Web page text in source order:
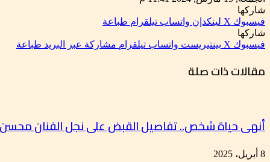
شاركها
فيسبوك ‫X لينكدإن واتساب تيلقرام طباعة
شاركها
فيسبوك ‫X بينتيريست واتساب تيلقرام مشاركة عبر البريد طباعة
مقالات ذات صلة
أنهى حياة شخص.. تفاصيل القبض على نجل الفنان
8 أبريل، 2025